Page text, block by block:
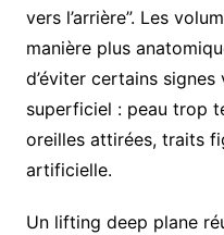
vers l’arrière”. Les
manière plus
d’éviter certains
superficiel : peau trop
oreilles attirées, traits
artificielle.
Un lifting deep plane